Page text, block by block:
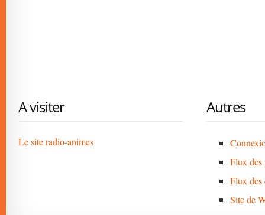
A visiter
Le site radio-animes
Autres
Flux des
Flux des
Site de